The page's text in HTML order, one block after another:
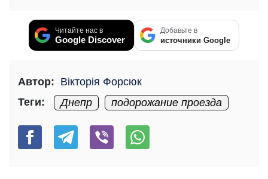
Читайте нас в
Google Discover
Добавьте в
источники Google
Автор: Вікторія Форсюк
Теги:
Днепр подорожание проезда